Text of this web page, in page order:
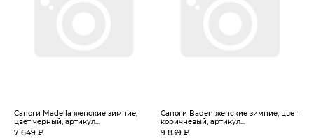
Сапоги Madella женские зимние,
цвет черный, артикул...
7 649 ₽
Сапоги Baden женские зимние, цвет
коричневый, артикул...
9 839 ₽